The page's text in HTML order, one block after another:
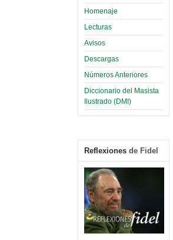
Homenaje
Lecturas
Avisos
Descargas
Números Anteriores
Diccionario del Masista
Ilustrado (DMI)
Reflexiones de Fidel